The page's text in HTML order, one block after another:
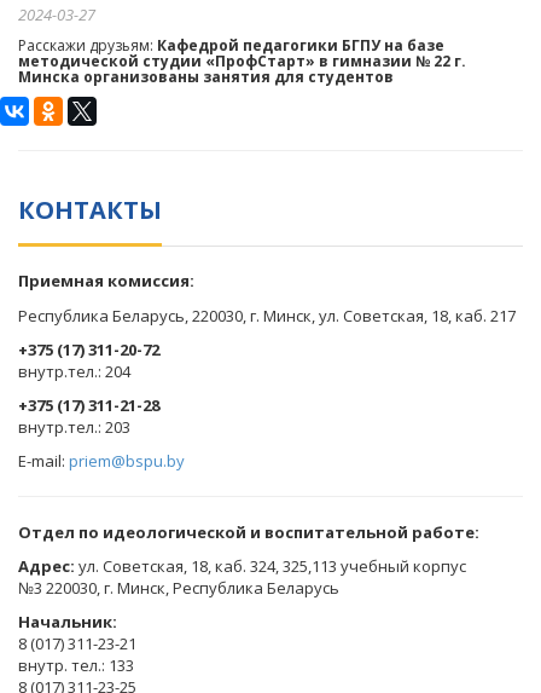
2024-03-27
Расскажи друзьям: Кафедрой педагогики БГПУ на базе
методической студии «ПрофСтарт» в гимназии № 22 г.
Минска организованы занятия для студентов
КОНТАКТЫ
Приемная комиссия:
Республика Беларусь, 220030, г. Минск, ул. Советская, 18, каб. 217
+375 (17) 311-20-72
​внутр.тел.: 204
+375 (17) 311-21-28
​внутр.тел.: 203
E-mail: priem@bspu.by
Отдел по идеологической и воспитательной работе:
Адрес: ул. Советская, 18, каб. 324, 325,113 учебный корпус
№3 220030, г. Минск, Республика Беларусь
Начальник:
8 (017) 311-23-21
внутр. тел.: 133
8 (017) 311-23-25